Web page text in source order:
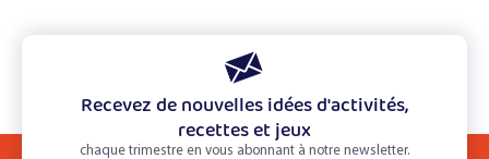
Recevez de nouvelles idées d'activités,
recettes et jeux
chaque trimestre en vous abonnant à notre newsletter.